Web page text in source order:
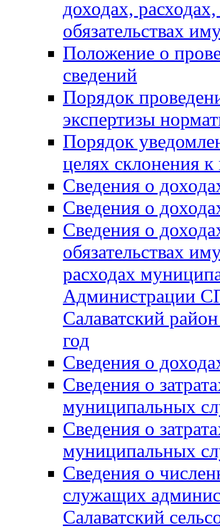
доходах,
обязательствах
Положение о
сведений
Порядок
экспертизы
Порядок
целях склонения
Сведения о
Сведения о
Сведения о
обязательствах
расходах
Администрации
Салаватский
год
Сведения о
Сведения о
муниципальных
Сведения о
муниципальных
Сведения о
служащих
Салаватский